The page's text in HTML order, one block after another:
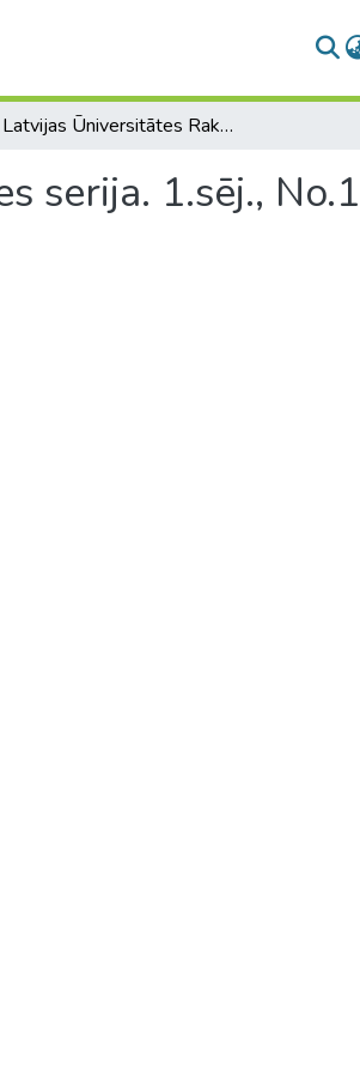
Latvijas Ūniversitātes Raksti. Teoloģijas fakultātes serija. 1.sēj., No.1-3
serija. 1.sēj.,